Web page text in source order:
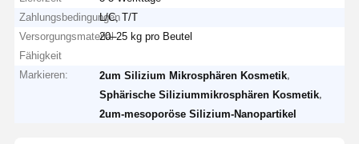
ZahlungsbedingungenL/C, T/T
Versorgungsmaterial-
Fähigkeit
20–25 kg pro Beutel
Markieren: 2um Silizium Mikrosphären Kosmetik
Sphärische Siliziummikrosphären Kosmetik
2um-mesoporöse Silizium-Nanopartikel